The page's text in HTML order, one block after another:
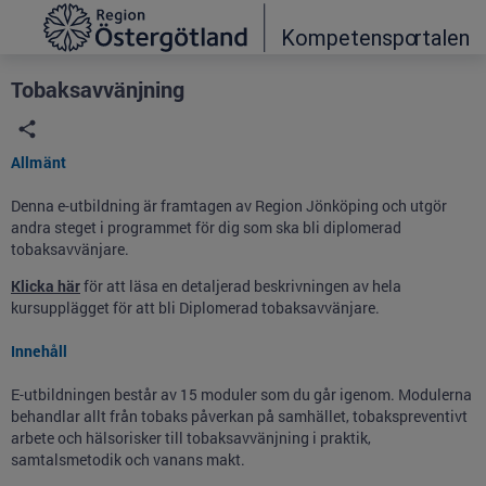
Grade
Portal
Tobaksavvänjning
Allmänt
Denna e-utbildning är framtagen av Region Jönköping och utgör
andra steget i programmet för dig som ska bli diplomerad
tobaksavvänjare.
Klicka härför att läsa en detaljerad beskrivningen av hela
kursupplägget för att bli Diplomerad tobaksavvänjare.
Innehåll
E-utbildningen består av 15 moduler som du går igenom. Modulerna
behandlar allt från tobaks påverkan på samhället, tobakspreventivt
arbete och hälsorisker till tobaksavvänjning i praktik,
samtalsmetodik och vanans makt.